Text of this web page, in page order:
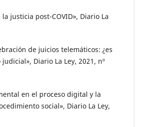
la justicia post-COVID», Diario La
de juicios telemáticos: ¿es
Diario La Ley, 2021, nº
en el proceso digital y la
social», Diario La Ley,